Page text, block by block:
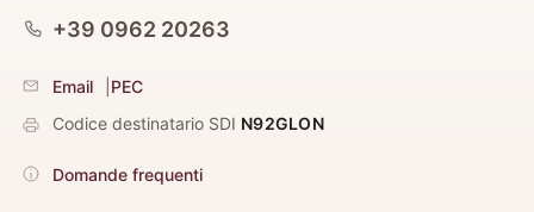
+39 0962 20263
Email
PEC
Codice destinatario SDI N92GLON
Domande frequenti